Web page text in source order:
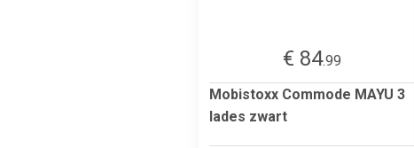
€ 84.99
Mobistoxx Commode MAYU 3
lades zwart